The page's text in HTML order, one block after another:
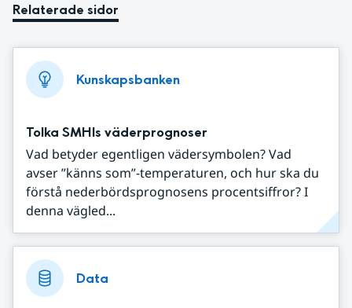
Relaterade sidor
Kunskapsbanken
Tolka SMHIs väderprognoser
Vad betyder egentligen vädersymbolen? Vad
avser ”känns som”-temperaturen, och hur ska du
förstå nederbördsprognosens procentsiffror? I
denna vägled...
Data